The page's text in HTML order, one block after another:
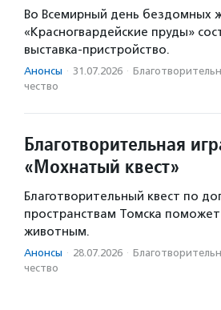
Во Всемирный день бездомных
«Красногвардейские пруды»
выставка-пристройство.
Анонсы · 31.07.2026 ·
чест­во
Благотворительная
«Мохнатый квест»
Благотворительный квест по
пространствам Томска
животным.
Анонсы · 28.07.2026 ·
чест­во